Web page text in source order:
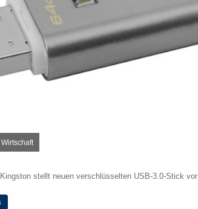
Kingston stellt neuen verschlüsselten USB-3.0-Stick vor